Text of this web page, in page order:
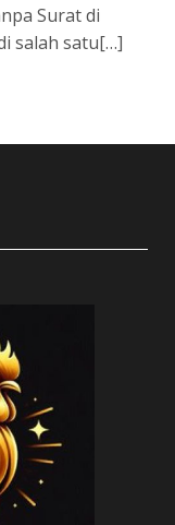
Surat di
salah satu[…]